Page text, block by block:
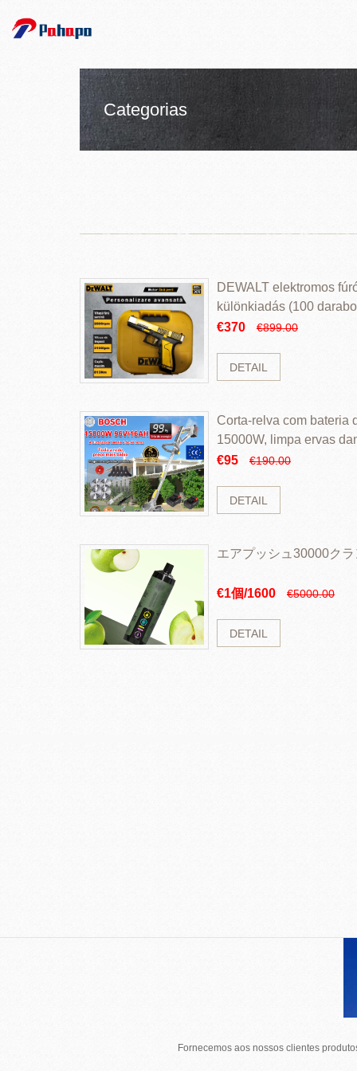
Categorias
DEWALT elektromos
különkiadás (100
€370
€899.00
DETAIL
Corta-relva com bateria
15000W, limpa ervas
rapidamente
€95 €190.00
DETAIL
エアプッシュ30000ク
€1個/1600 €5000.00
DETAIL
Fornecemos aos nossos clientes